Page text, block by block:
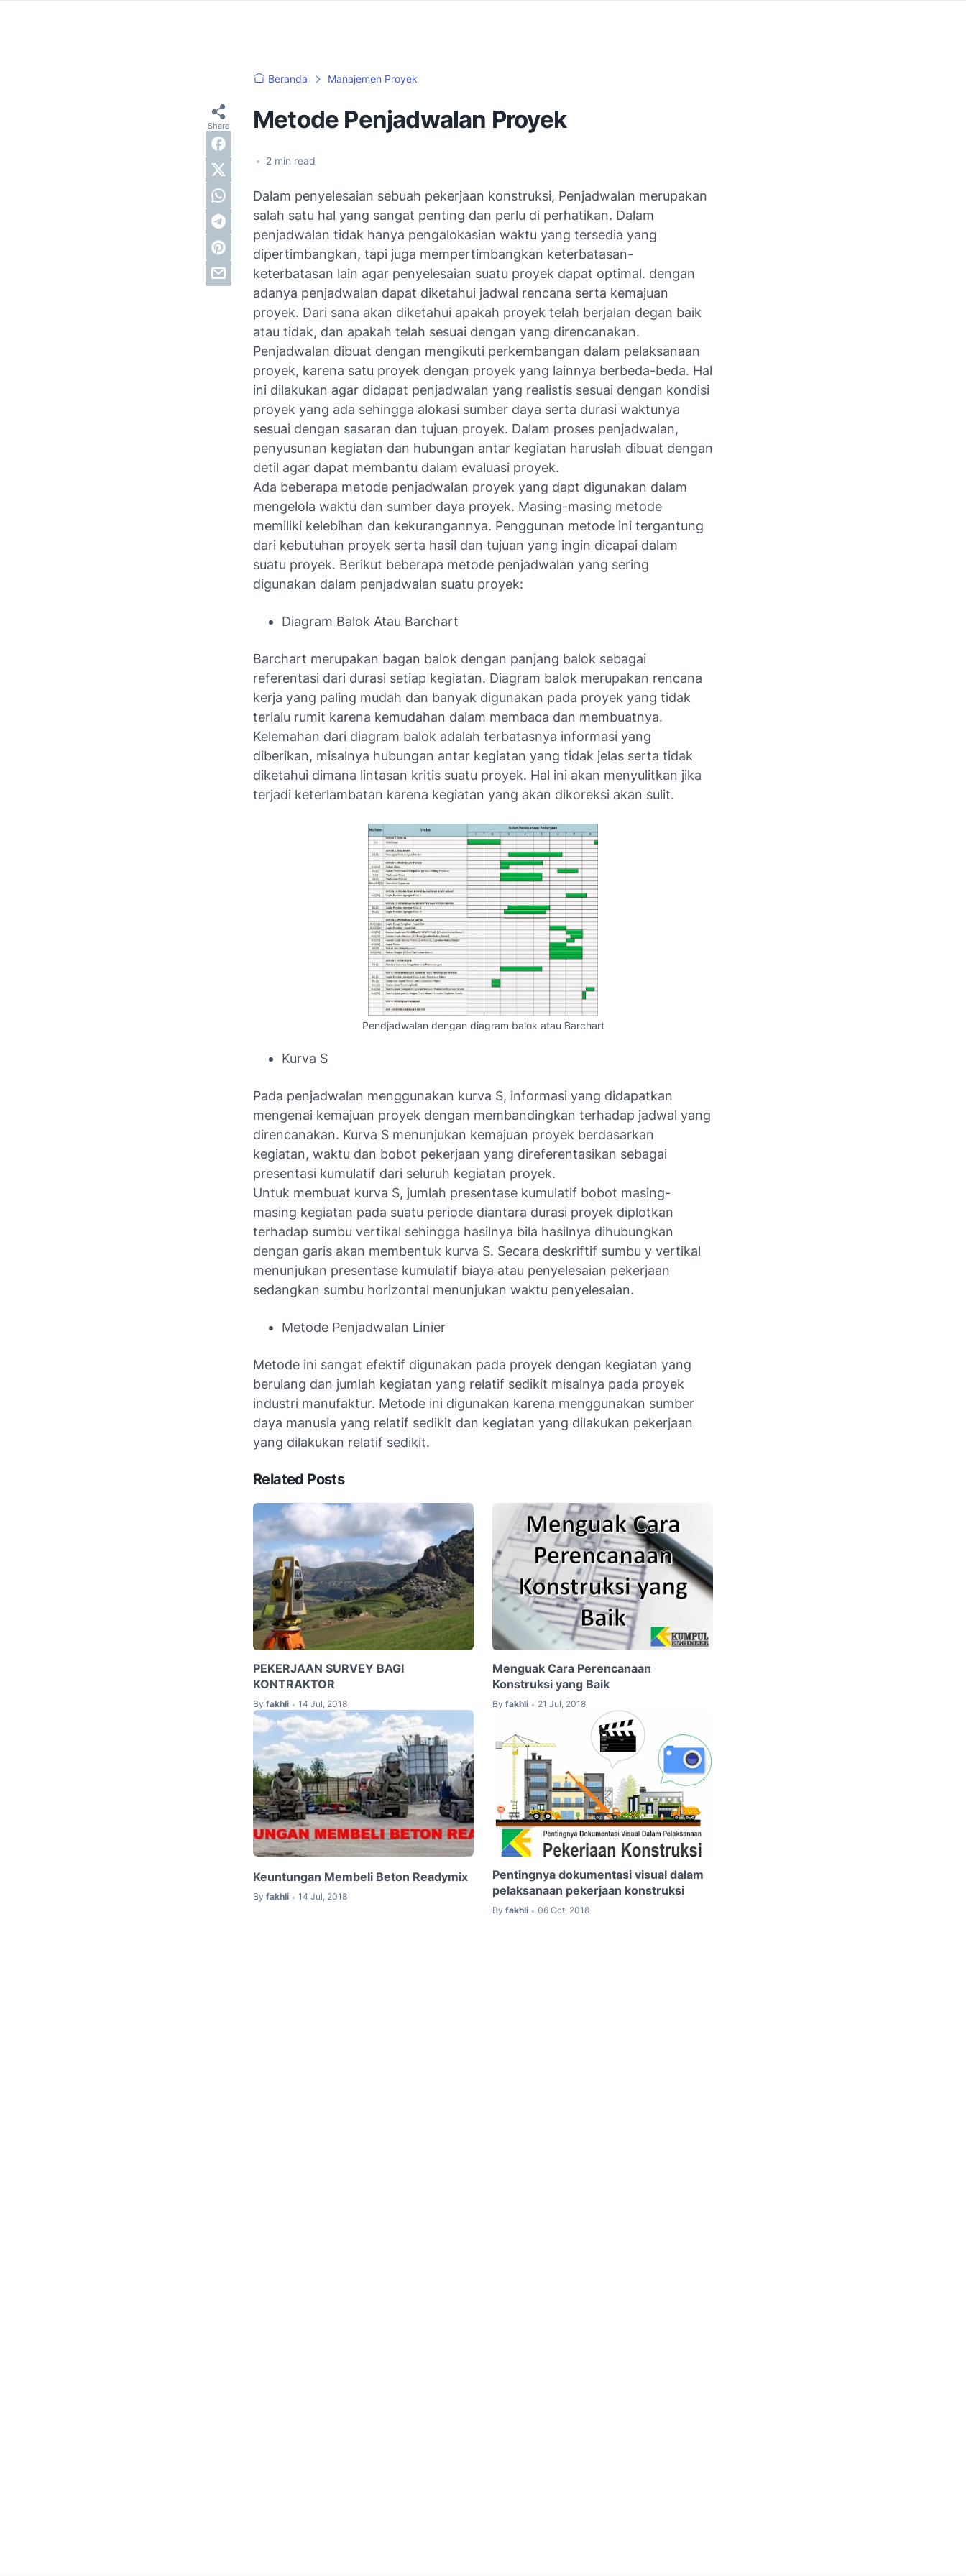
Beranda Manajemen Proyek
Metode Penjadwalan Proyek
• 2 min read
Dalam penyelesaian sebuah pekerjaan konstruksi, Penjadwalan merupakan
salah satu hal yang sangat penting dan perlu di perhatikan. Dalam
penjadwalan tidak hanya pengalokasian waktu yang tersedia yang
dipertimbangkan, tapi juga mempertimbangkan keterbatasan-
keterbatasan lain agar penyelesaian suatu proyek dapat optimal. dengan
adanya penjadwalan dapat diketahui jadwal rencana serta kemajuan
proyek. Dari sana akan diketahui apakah proyek telah berjalan degan baik
atau tidak, dan apakah telah sesuai dengan yang direncanakan.
Penjadwalan dibuat dengan mengikuti perkembangan dalam pelaksanaan
proyek, karena satu proyek dengan proyek yang lainnya berbeda-beda. Hal
ini dilakukan agar didapat penjadwalan yang realistis sesuai dengan kondisi
proyek yang ada sehingga alokasi sumber daya serta durasi waktunya
sesuai dengan sasaran dan tujuan proyek. Dalam proses penjadwalan,
penyusunan kegiatan dan hubungan antar kegiatan haruslah dibuat dengan
detil agar dapat membantu dalam evaluasi proyek.
Ada beberapa metode penjadwalan proyek yang dapt digunakan dalam
mengelola waktu dan sumber daya proyek. Masing-masing metode
memiliki kelebihan dan kekurangannya. Penggunan metode ini tergantung
dari kebutuhan proyek serta hasil dan tujuan yang ingin dicapai dalam
suatu proyek. Berikut beberapa metode penjadwalan yang sering
digunakan dalam penjadwalan suatu proyek:
Diagram Balok Atau Barchart
Barchart merupakan bagan balok dengan panjang balok sebagai
referentasi dari durasi setiap kegiatan. Diagram balok merupakan rencana
kerja yang paling mudah dan banyak digunakan pada proyek yang tidak
terlalu rumit karena kemudahan dalam membaca dan membuatnya.
Kelemahan dari diagram balok adalah terbatasnya informasi yang
diberikan, misalnya hubungan antar kegiatan yang tidak jelas serta tidak
diketahui dimana lintasan kritis suatu proyek. Hal ini akan menyulitkan jika
terjadi keterlambatan karena kegiatan yang akan dikoreksi akan sulit.
Pendjadwalan dengan diagram balok atau Barchart
Kurva S
Pada penjadwalan menggunakan kurva S, informasi yang didapatkan
mengenai kemajuan proyek dengan membandingkan terhadap jadwal yang
direncanakan. Kurva S menunjukan kemajuan proyek berdasarkan
kegiatan, waktu dan bobot pekerjaan yang direferentasikan sebagai
presentasi kumulatif dari seluruh kegiatan proyek.
Untuk membuat kurva S, jumlah presentase kumulatif bobot masing-
masing kegiatan pada suatu periode diantara durasi proyek diplotkan
terhadap sumbu vertikal sehingga hasilnya bila hasilnya dihubungkan
dengan garis akan membentuk kurva S. Secara deskriftif sumbu y vertikal
menunjukan presentase kumulatif biaya atau penyelesaian pekerjaan
sedangkan sumbu horizontal menunjukan waktu penyelesaian.
Metode Penjadwalan Linier
Metode ini sangat efektif digunakan pada proyek dengan kegiatan yang
berulang dan jumlah kegiatan yang relatif sedikit misalnya pada proyek
industri manufaktur. Metode ini digunakan karena menggunakan sumber
daya manusia yang relatif sedikit dan kegiatan yang dilakukan pekerjaan
yang dilakukan relatif sedikit.
Related Posts
PEKERJAAN SURVEY BAGI
KONTRAKTOR
By fakhli • 14 Jul, 2018
Menguak Cara Perencanaan
Konstruksi yang Baik
By fakhli • 21 Jul, 2018
Keuntungan Membeli Beton Readymix
By fakhli • 14 Jul, 2018
Pentingnya dokumentasi visual dalam
pelaksanaan pekerjaan konstruksi
By fakhli • 06 Oct, 2018